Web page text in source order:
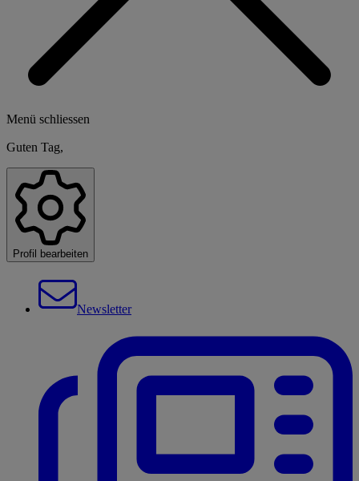
Menü schliessen
Guten Tag,
Profil bearbeiten
Newsletter